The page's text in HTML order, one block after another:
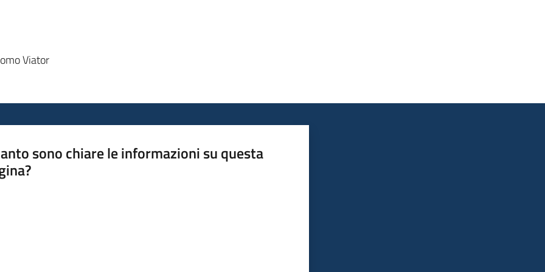
Viator
sono chiare le informazioni su questa